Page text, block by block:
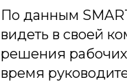
По данным
видеть в своей
решения рабочих
время